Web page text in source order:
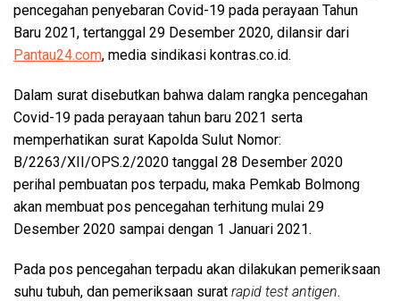
pencegahan penyebaran Covid-19 pada perayaan Tahun
Baru 2021, tertanggal 29 Desember 2020, dilansir dari
Pantau24.com, media sindikasi kontras.co.id.
Dalam surat disebutkan bahwa dalam rangka pencegahan
Covid-19 pada perayaan tahun baru 2021 serta
memperhatikan surat Kapolda Sulut Nomor:
B/2263/XII/OPS.2/2020 tanggal 28 Desember 2020
perihal pembuatan pos terpadu, maka Pemkab Bolmong
akan membuat pos pencegahan terhitung mulai 29
Desember 2020 sampai dengan 1 Januari 2021.
Pada pos pencegahan terpadu akan dilakukan pemeriksaan
suhu tubuh, dan pemeriksaan surat rapid test antigen.